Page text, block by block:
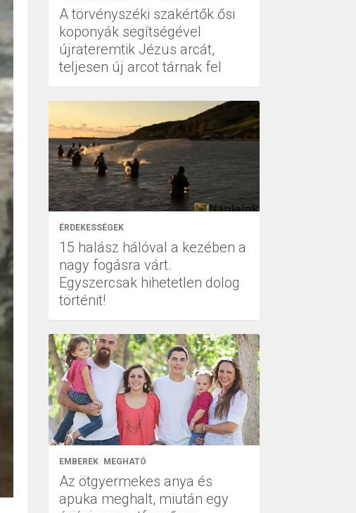
A törvényszéki szakértők ősi
koponyák segítségével
újrateremtik Jézus arcát,
teljesen új arcot tárnak fel
ÉRDEKESSÉGEK
15 halász hálóval a kezében a
nagy fogásra várt.
Egyszercsak hihetetlen dolog
történit!
EMBEREK MEGHATÓ
Az ötgyermekes anya és
apuka meghalt, miután egy